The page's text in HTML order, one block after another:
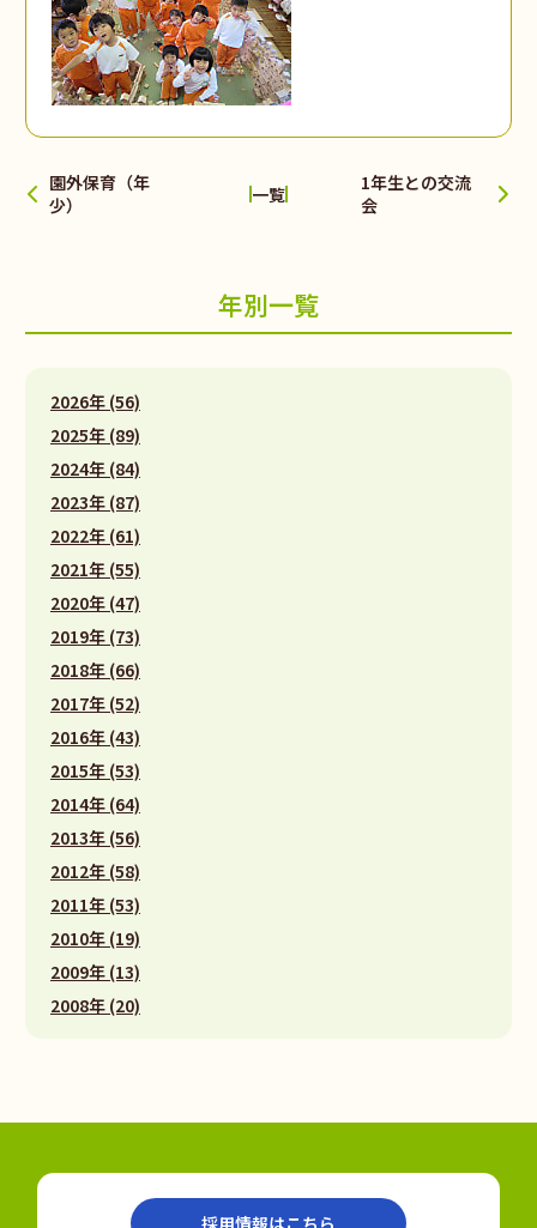
園外保育（年
少）
一覧
1年生との交流
会
年別一覧
2026年 (56)
2025年 (89)
2024年 (84)
2023年 (87)
2022年 (61)
2021年 (55)
2020年 (47)
2019年 (73)
2018年 (66)
2017年 (52)
2016年 (43)
2015年 (53)
2014年 (64)
2013年 (56)
2012年 (58)
2011年 (53)
2010年 (19)
2009年 (13)
2008年 (20)
採用情報はこちら